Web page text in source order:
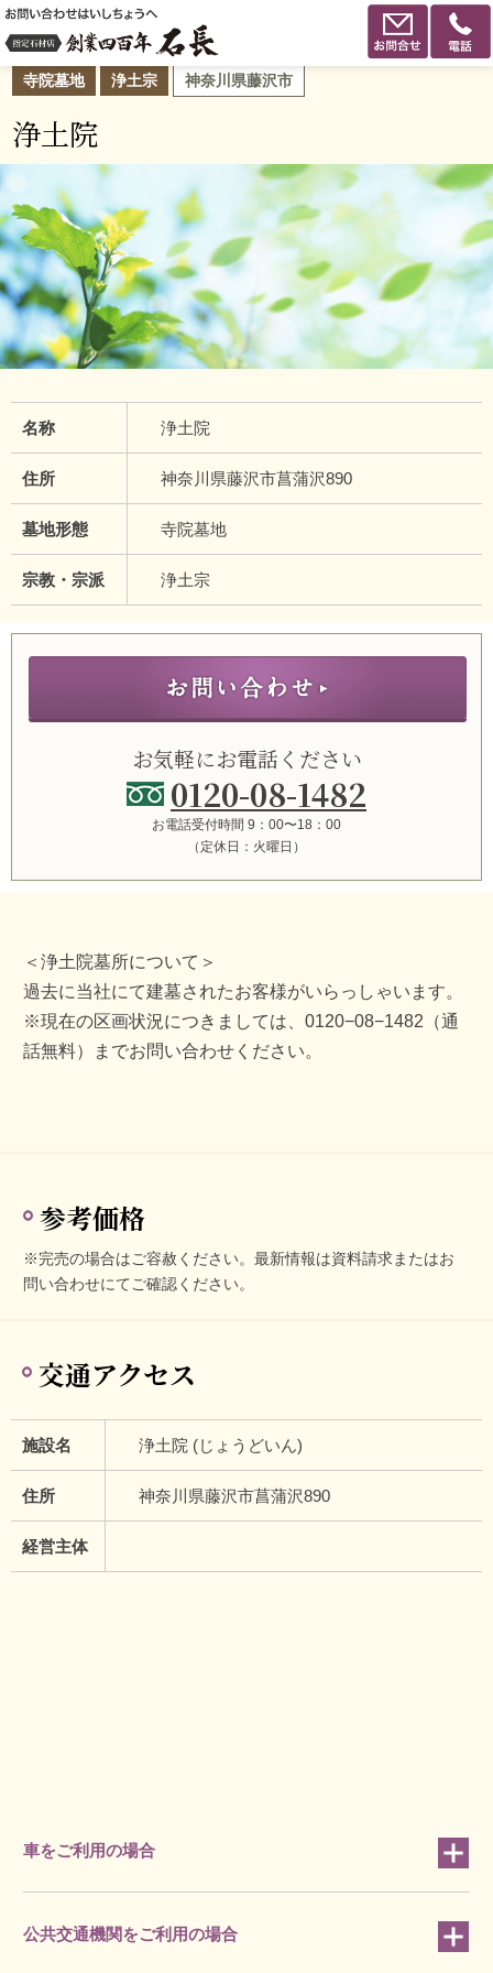
寺院墓地 浄土宗 神奈川県藤沢市
浄土院
名称 浄土院
住所 神奈川県藤沢市菖蒲沢890
墓地形態 寺院墓地
宗教・宗派 浄土宗
お気軽にお電話ください
0120-08-1482
お電話受付時間 9：00〜18：00
（定休日：火曜日）
＜浄土院墓所について＞
過去に当社にて建墓されたお客様がいらっしゃいます。
※現在の区画状況につきましては、0120−08−1482（通
話無料）までお問い合わせください。
参考価格
※完売の場合はご容赦ください。最新情報は資料請求またはお
問い合わせにてご確認ください。
交通アクセス
施設名 浄土院 (じょうどいん)
住所 神奈川県藤沢市菖蒲沢890
経営主体
車をご利用の場合
公共交通機関をご利用の場合